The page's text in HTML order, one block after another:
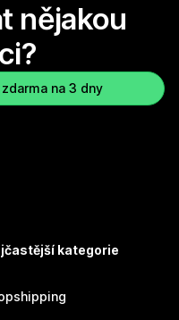
nějakou
na 3 dny
kategorie